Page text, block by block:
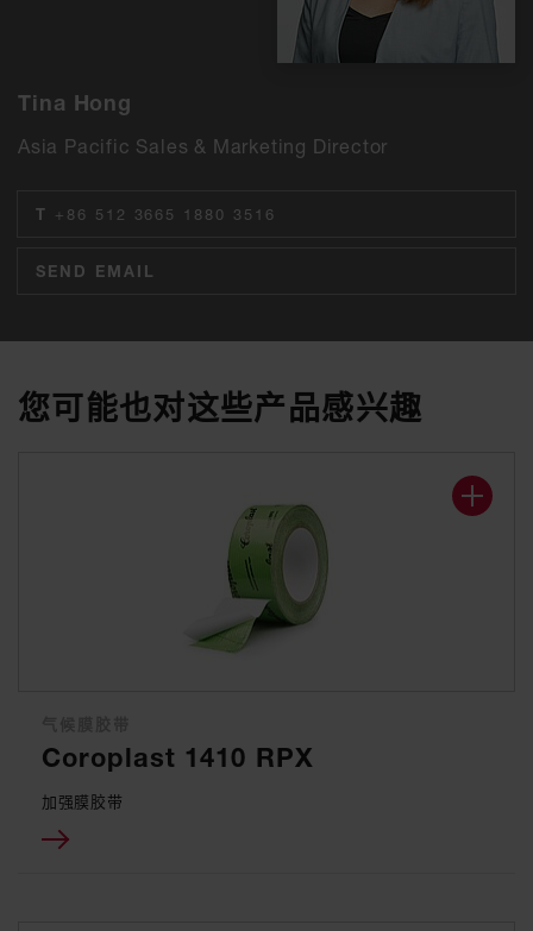
Tina Hong
Asia Pacific Sales & Marketing Director
T +86 512 3665 1880 3516
SEND EMAIL
您可能也对这些产品感兴趣
Coroplast 1410 RPX
加强膜胶带